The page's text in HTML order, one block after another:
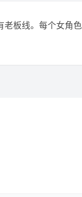
老板线。每个女角色